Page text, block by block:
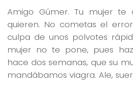
Amigo Gúmer. Tu mujer te
quieren. No cometas el
culpa de unos polvotes
mujer no te pone, pues
hace dos semanas, que su
mandábamos viagra. Ale,